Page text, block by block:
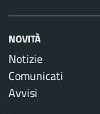
NOVITÀ
Notizie
Comunicati
Avvisi